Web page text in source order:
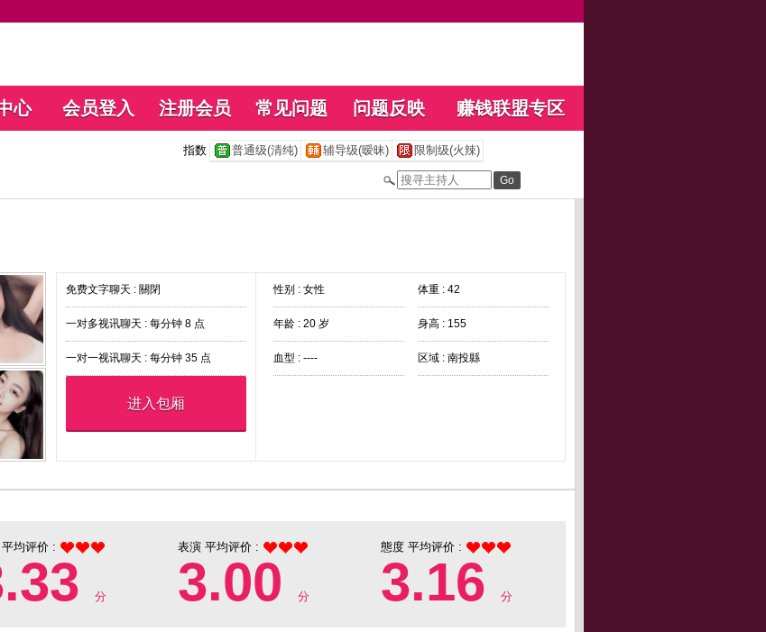
心 会员登入 注册会员 常见问题 问题反映 赚钱联盟专区
指数 普通级(清纯) 辅导级(暧昧) 限制级(火辣)
免费文字聊天 : 關閉
一对多视讯聊天 : 每分钟 8 点
一对一视讯聊天 : 每分钟 35 点
进入包厢
性别 : 女性 体重 : 42
年龄 : 20 岁 身高 : 155
血型 : ---- 区域 : 南投縣
均评价 :
分
表演 平均评价 :
3.00 分
態度 平均评价 :
3.16 分